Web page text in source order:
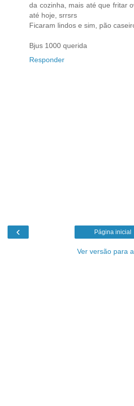
da cozinha, mais até que fritar
até hoje, srrsrs
Ficaram lindos e sim, pão
Bjus 1000 querida
Responder
‹ Página inicial
Ver versão para